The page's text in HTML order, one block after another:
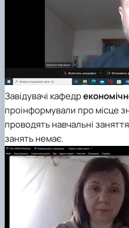
Завідувачі кафедр
проінформували про місце
проводять навчальні
занять немає.